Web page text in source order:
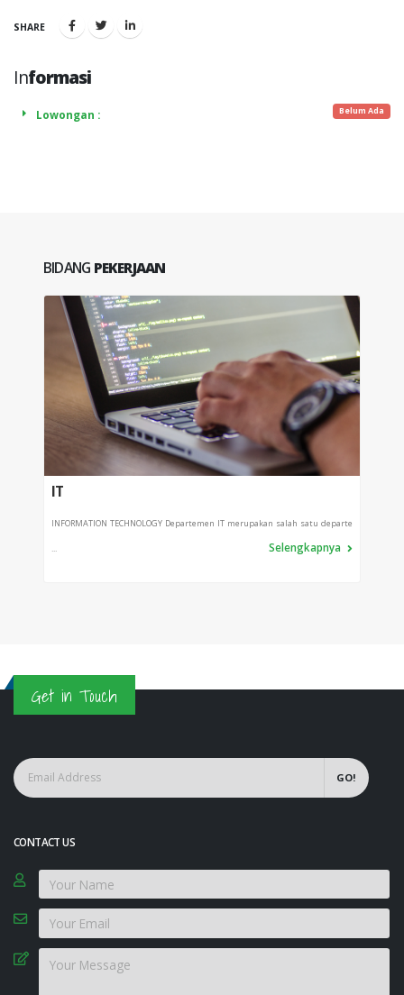
SHARE
Informasi
Lowongan : Belum Ada
BIDANG PEKERJAAN
IT
INFORMATION TECHNOLOGY Departemen IT merupakan salah satu departe
... Selengkapnya
Get in Touch
GO!
CONTACT US